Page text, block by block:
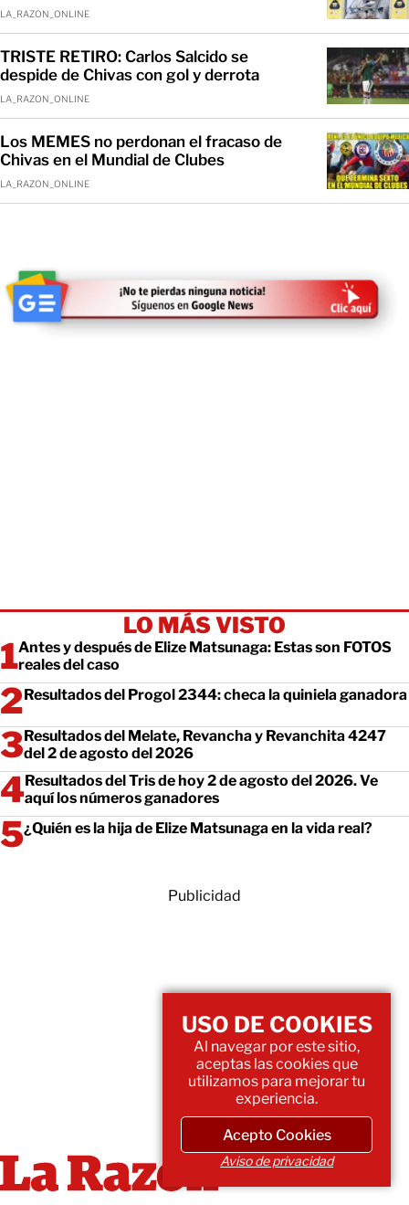
LA_RAZON_ONLINE
TRISTE RETIRO: Carlos Salcido se
despide de Chivas con gol y derrota
LA_RAZON_ONLINE
Los MEMES no perdonan el fracaso de
Chivas en el Mundial de Clubes
LA_RAZON_ONLINE
LO MÁS VISTO
Antes y después de Elize Matsunaga: Estas son FOTOS
reales del caso
Resultados del Progol 2344: checa la quiniela ganadora
Resultados del Melate, Revancha y Revanchita 4247
del 2 de agosto del 2026
Resultados del Tris de hoy 2 de agosto del 2026. Ve
aquí los números ganadores
¿Quién es la hija de Elize Matsunaga en la vida real?
Publicidad
USO DE COOKIES
Al navegar por este sitio,
aceptas las cookies que
utilizamos para mejorar tu
experiencia.
Acepto Cookies
Aviso de privacidad